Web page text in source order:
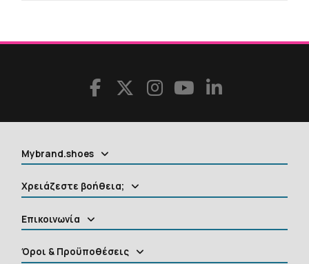
Mybrand.shoes
Χρειάζεστε βοήθεια;
Επικοινωνία
Όροι & Προϋποθέσεις